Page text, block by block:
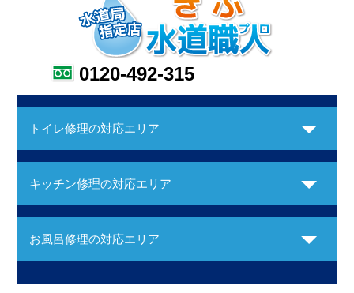
0120-492-315
トイレ修理の対応エリア
キッチン修理の対応エリア
お風呂修理の対応エリア